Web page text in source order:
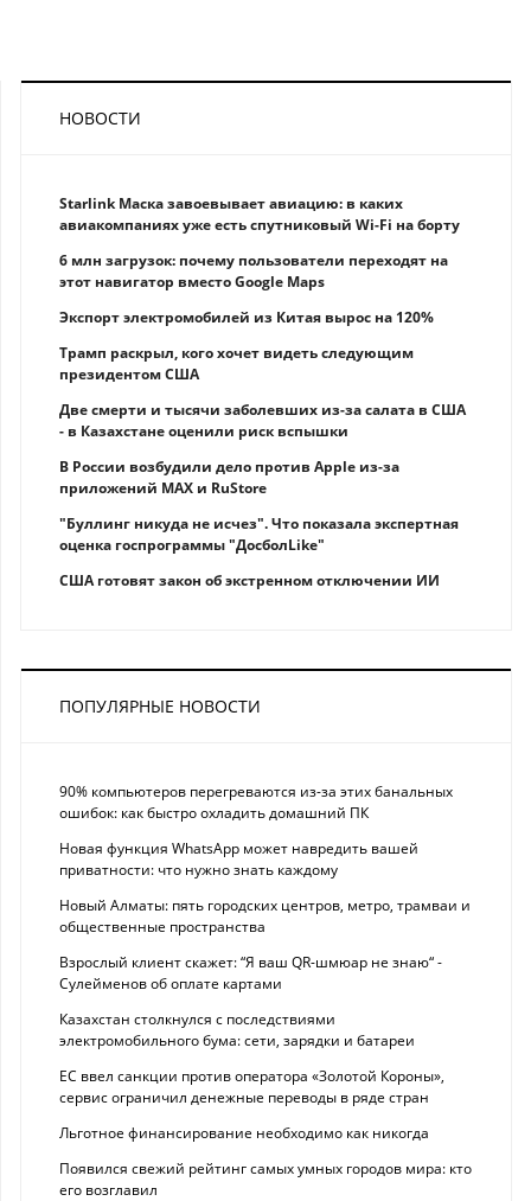
НОВОСТИ
Starlink Маска завоевывает авиацию: в каких
авиакомпаниях уже есть спутниковый Wi-Fi на борту
6 млн загрузок: почему пользователи переходят на
этот навигатор вместо Google Maps
Экспорт электромобилей из Китая вырос на 120%
Трамп раскрыл, кого хочет видеть следующим
президентом США
Две смерти и тысячи заболевших из-за салата в США
- в Казахстане оценили риск вспышки
В России возбудили дело против Apple из-за
приложений MAX и RuStore
"Буллинг никуда не исчез". Что показала экспертная
оценка госпрограммы "ДосболLike"
США готовят закон об экстренном отключении ИИ
ПОПУЛЯРНЫЕ НОВОСТИ
90% компьютеров перегреваются из-за этих банальных
ошибок: как быстро охладить домашний ПК
Новая функция WhatsApp может навредить вашей
приватности: что нужно знать каждому
Новый Алматы: пять городских центров, метро, трамваи и
общественные пространства
Взрослый клиент скажет: “Я ваш QR-шмюар не знаю“ -
Сулейменов об оплате картами
Казахстан столкнулся с последствиями
электромобильного бума: сети, зарядки и батареи
ЕС ввел санкции против оператора «Золотой Короны»,
сервис ограничил денежные переводы в ряде стран
Льготное финансирование необходимо как никогда
Появился свежий рейтинг самых умных городов мира: кто
его возглавил